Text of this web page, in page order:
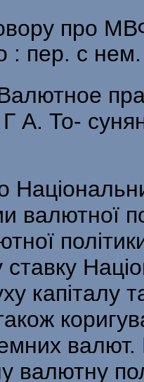
про
: пер. с
Г А. То-
валютної
ставку
капіталу
валютну